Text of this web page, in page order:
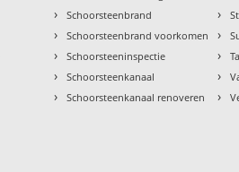
› Schoorsteenbrand
› Schoorsteenbrand voorkomen
› Schoorsteeninspectie
› Schoorsteenkanaal
› Schoorsteenkanaal renoveren
›
›
›
›
›